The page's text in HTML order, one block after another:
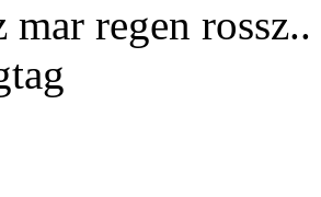
mar regen rossz..